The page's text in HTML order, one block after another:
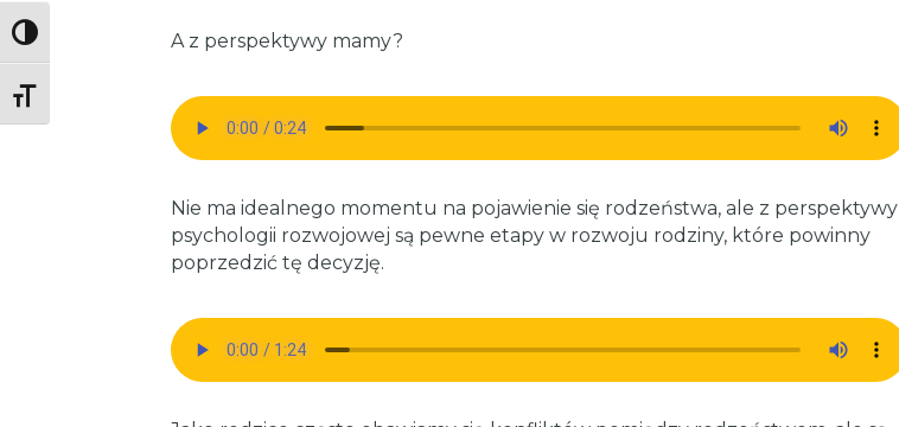
Toggle High Contrast
Toggle Font size
A z perspektywy mamy?
Nie ma idealnego momentu na pojawienie się rodzeństwa, ale z perspektywy
psychologii rozwojowej są pewne etapy w rozwoju rodziny, które powinny
poprzedzić tę decyzję.